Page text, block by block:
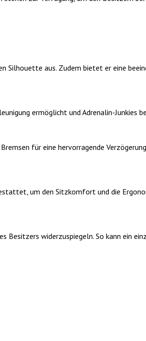
aus. Zudem bietet er eine
ermöglicht und Adrenalin-Junkies
für eine hervorragende
um den Sitzkomfort und die
Besitzers widerzuspiegeln. So kann ein